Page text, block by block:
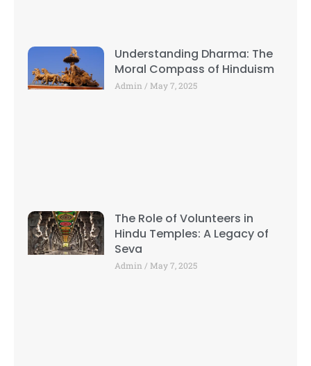
Understanding Dharma: The
Moral Compass of Hinduism
Admin May 7, 2025
The Role of Volunteers in
Hindu Temples: A Legacy of
Seva
Admin May 7, 2025